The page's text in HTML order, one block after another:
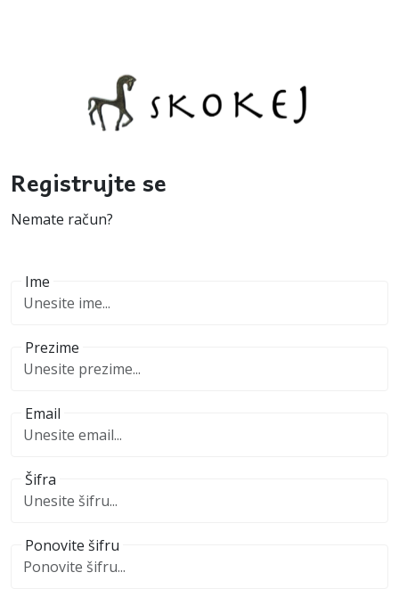
Registrujte se
Nemate račun?
Ime
Prezime
Email
Šifra
Ponovite šifru